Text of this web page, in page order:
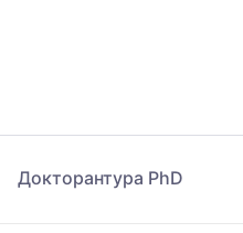
Докторантура PhD